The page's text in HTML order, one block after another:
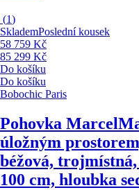
(1)
SklademPoslední kousek
58 759 Kč
85 299 Kč
Do košíku
Do košíku
Bobochic Paris
Pohovka Marcel
úložným
béžová,
100 cm, hloubka